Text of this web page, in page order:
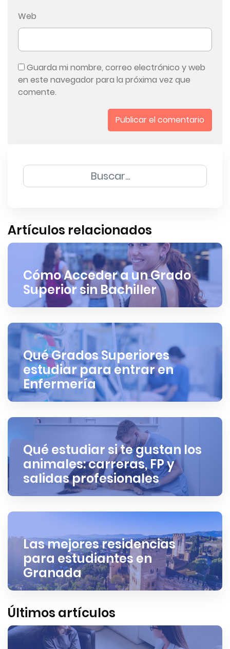
Web
Guarda mi nombre, correo electrónico y web
en este navegador para la próxima vez que
comente.
Artículos relacionados
Cómo Acceder a un Grado
Superior sin Bachiller
Qué Grados Superiores
estudiar para entrar en
Enfermería
Qué estudiar si te gustan los
animales: carreras, FP y
salidas profesionales
Las mejores residencias
para estudiantes en
Granada
Últimos artículos